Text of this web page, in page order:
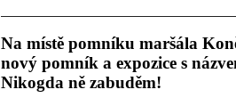
Na místě pomníku maršála
nový pomník a expozice s
Nikogda ně zabuděm!